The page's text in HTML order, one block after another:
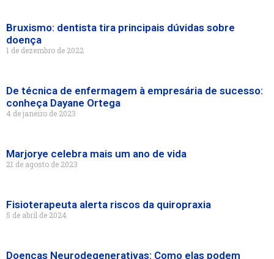
Bruxismo: dentista tira principais dúvidas sobre
doença
1 de dezembro de 2022
De técnica de enfermagem à empresária de sucesso:
conheça Dayane Ortega
4 de janeiro de 2023
Marjorye celebra mais um ano de vida
21 de agosto de 2023
Fisioterapeuta alerta riscos da quiropraxia
5 de abril de 2024
Doenças Neurodegenerativas: Como elas podem